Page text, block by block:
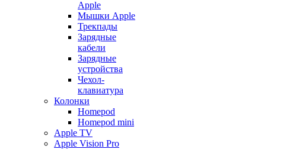
Apple
Мышки Apple
Трекпады
Зарядные
кабели
Зарядные
устройства
Чехол-
клавиатура
Колонки
Homepod
Homepod mini
Apple TV
Apple Vision Pro